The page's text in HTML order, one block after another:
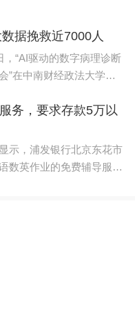
据挽救近7000人
，“AI驱动的数字病理诊断
”在中南财经政法大学举
财经政法大学工商管理学
务，要求存款5万以
示，浦发银行北京东花市
数英作业的免费辅导服